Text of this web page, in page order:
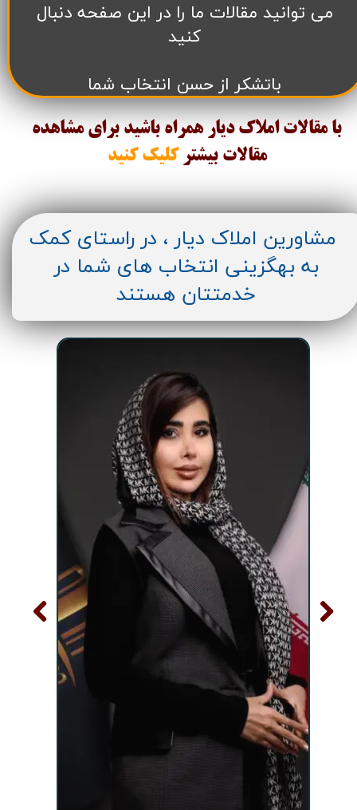
می توانید مقالات ما را در این صفحه دنبال
کنید
باتشکر از حسن انتخاب شما
با مقالات املاک دیار همراه باشید برای مشاهده
مقالات بیشتر کلیک کنید
مشاورین املاک دیار ، در راستای کمک
به بهگزینی انتخاب های شما در
خدمتتان هستند